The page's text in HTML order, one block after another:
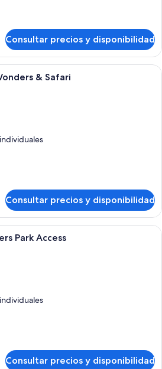
Consultar precios y disponibilidad
Una habitación de hotel con dos
& Safari
Consultar precios y disponibilidad
Habitación de hotel con dos camas,
Park Access
Consultar precios y disponibilidad